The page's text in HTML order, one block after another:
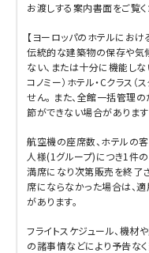
お渡しする案内書面をご覧く
【ヨーロッパのホテルにおけ
伝統的な建築物の保存や気
ない、または十分に機能しな
コノミー）ホテル・Cクラス
せん。 また、全館一括管理
節ができない場合があります
航空機の座席数、ホテルの
人様(1グループ)につき1件
満席になり次第販売を終了
席にならなかった場合は、
があります。
フライトスケジュール、機
の諸事情などにより予告な